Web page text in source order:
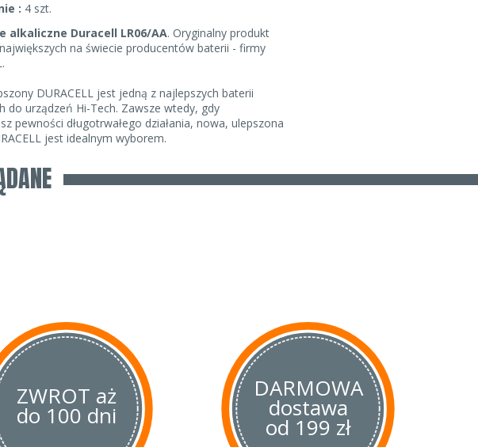
: 4 szt.
alkaliczne Duracell LR06/AA. Oryginalny produkt
na świecie producentów baterii - firmy
DURACELL jest jedną z najlepszych baterii
do urządzeń Hi-Tech. Zawsze wtedy, gdy
pewności długotrwałego działania, nowa, ulepszona
jest idealnym wyborem.
ZWROT aż
do 100 dni
DARMOWA
dostawa
od 199 zł